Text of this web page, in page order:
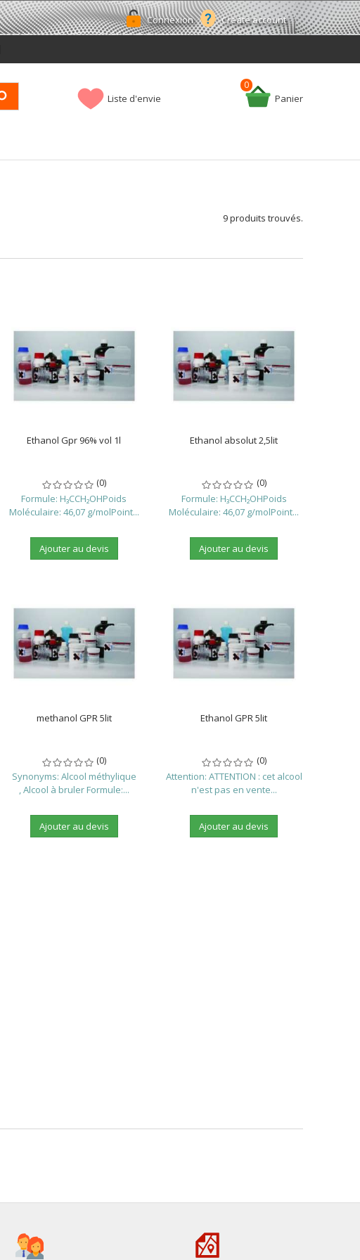
Connexion Create account
Liste d'envie Panier
0
9 produits trouvés.
Ethanol Gpr 96% vol 1l
(0)
Formule: H₃CCH₂OHPoids
Moléculaire: 46,07 g/molPoint...
Ajouter au devis
Ethanol absolut 2,5lit
(0)
Formule: H₃CCH₂OHPoids
Moléculaire: 46,07 g/molPoint...
Ajouter au devis
methanol GPR 5lit
(0)
Synonyms: Alcool méthylique
, Alcool à bruler Formule:...
Ajouter au devis
Ethanol GPR 5lit
(0)
Attention: ATTENTION : cet alcool
n'est pas en vente...
Ajouter au devis